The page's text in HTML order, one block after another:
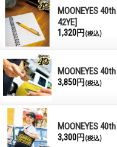
MOONEYES
42YE]
1,320円 (税込)
MOONEYES
3,850円 (税込)
MOONEYES
3,300円 (税込)